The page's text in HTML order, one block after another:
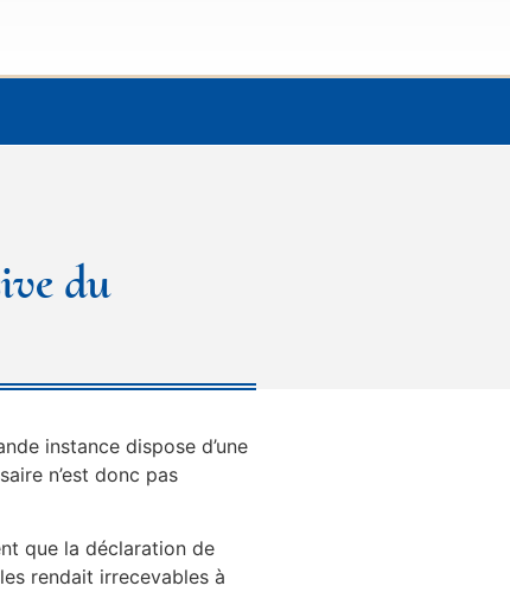
du
instance dispose d’une
n’est donc pas
que la déclaration de
rendait irrecevables à